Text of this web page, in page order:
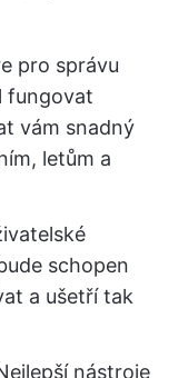
pro správu
fungovat
vám snadný
letům a
schopen
a ušetří tak
nástroje